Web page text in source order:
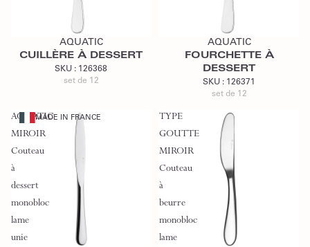
Ajouter au devis
AQUATIC
CUILLÈRE À DESSERT
SKU : 126368
set de 12
AQUATIC
FOURCHETTE À
DESSERT
SKU : 126371
set de 12
AQUATIC
MIROIR
Couteau
à
dessert
monobloc
lame
unie
MADE IN FRANCE
Ajouter au devis
TYPE
GOUTTE
MIROIR
Couteau
à
beurre
monobloc
lame
Ajouter au devis